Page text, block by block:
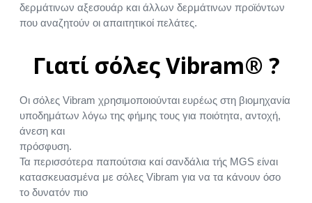
δερμάτινων αξεσουάρ και άλλων δερμάτινων προϊόντων
που αναζητούν οι απαιτητικοί πελάτες.
Γιατί σόλες Vibram® ?
Οι σόλες Vibram χρησιμοποιούνται ευρέως στη βιομηχανία
υποδημάτων λόγω της φήμης τους για ποιότητα, αντοχή,
άνεση και
πρόσφυση.
Τα περισσότερα παπούτσια καί σανδάλια τής MGS είναι
κατασκευασμένα με σόλες Vibram για να τα κάνουν όσο
το δυνατόν πιο